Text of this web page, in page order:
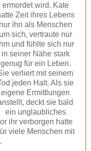
ermordet wird. Kate
Zeit ihres Lebens
nur ihn als Menschen
um sich, vertraute nur
und fühlte sich nur
in seiner Nähe stark
genug für ein Leben.
verliert mit seinem
jeden Halt. Als sie
eigene Ermittlungen
deckt sie bald
ein unglaubliches
ihr verborgen hatte
viele Menschen mit